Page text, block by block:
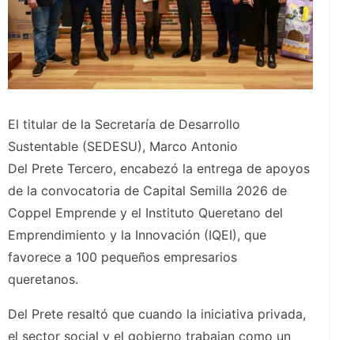
El titular de la Secretaría de Desarrollo
Sustentable (SEDESU), Marco Antonio
Del Prete Tercero, encabezó la entrega de apoyos
de la convocatoria de Capital Semilla 2026 de
Coppel Emprende y el Instituto Queretano del
Emprendimiento y la Innovación (IQEI), que
favorece a 100 pequeños empresarios
queretanos.
Del Prete resaltó que cuando la iniciativa privada,
el sector social y el gobierno trabajan como un